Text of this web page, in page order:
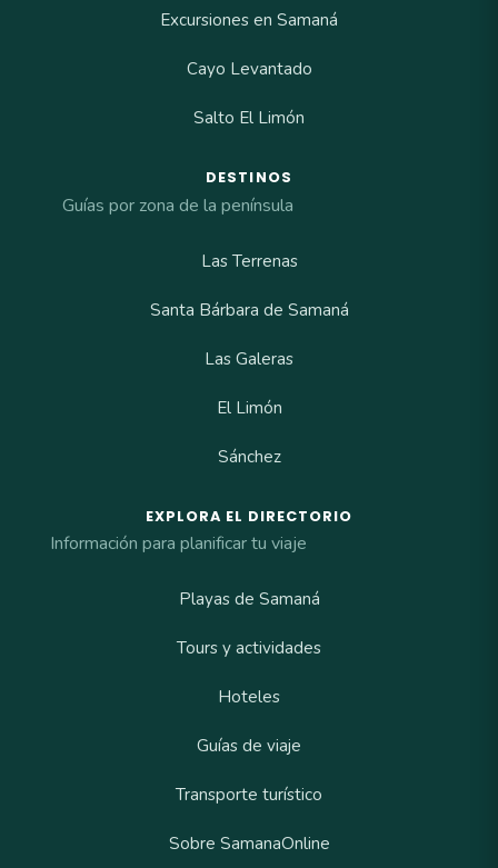
Excursiones en Samaná
Cayo Levantado
Salto El Limón
DESTINOS
Guías por zona de la península
Las Terrenas
Santa Bárbara de Samaná
Las Galeras
El Limón
Sánchez
EXPLORA EL DIRECTORIO
Información para planificar tu viaje
Playas de Samaná
Tours y actividades
Hoteles
Guías de viaje
Transporte turístico
Sobre SamanaOnline